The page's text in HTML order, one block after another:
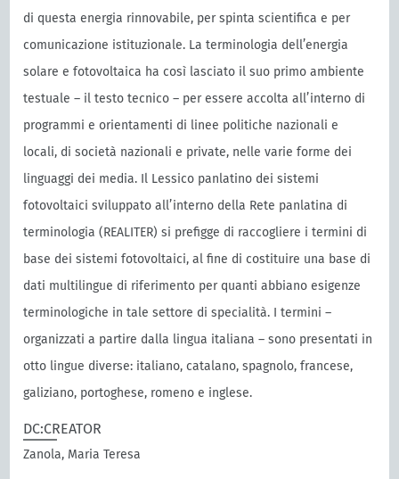
di questa energia rinnovabile, per spinta scientifica e per
comunicazione istituzionale. La terminologia dell’energia
solare e fotovoltaica ha così lasciato il suo primo ambiente
testuale – il testo tecnico – per essere accolta all’interno di
programmi e orientamenti di linee politiche nazionali e
locali, di società nazionali e private, nelle varie forme dei
linguaggi dei media. Il Lessico panlatino dei sistemi
fotovoltaici sviluppato all’interno della Rete panlatina di
terminologia (REALITER) si prefigge di raccogliere i termini di
base dei sistemi fotovoltaici, al fine di costituire una base di
dati multilingue di riferimento per quanti abbiano esigenze
terminologiche in tale settore di specialità. I termini –
organizzati a partire dalla lingua italiana – sono presentati in
otto lingue diverse: italiano, catalano, spagnolo, francese,
galiziano, portoghese, romeno e inglese.
DC:CREATOR
Zanola, Maria Teresa